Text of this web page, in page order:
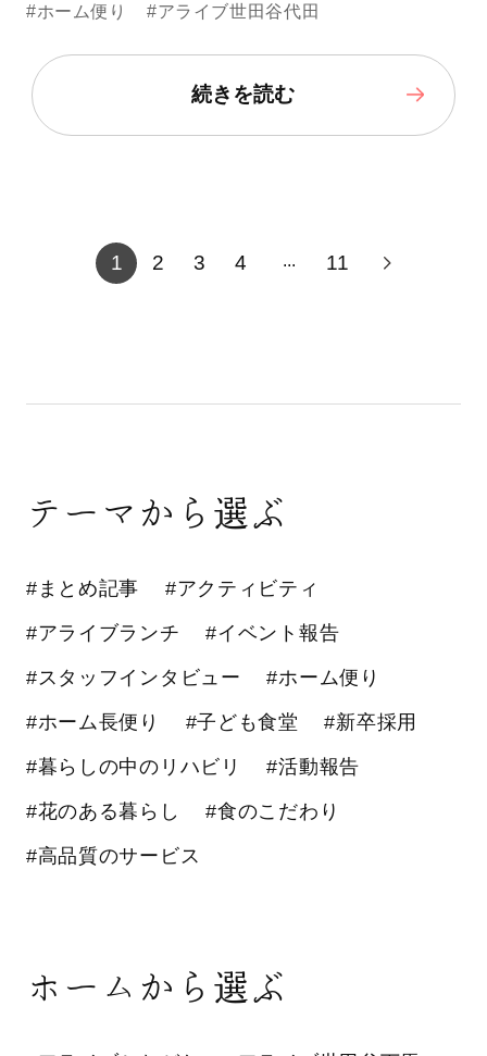
#ホーム便り
#アライブ世田谷代田
続きを読む
1 2 3 4 ... 11
テーマから選ぶ
#まとめ記事 #アクティビティ
#アライブランチ #イベント報告
#スタッフインタビュー #ホーム便り
#ホーム長便り #子ども食堂 #新卒採用
#暮らしの中のリハビリ #活動報告
#花のある暮らし #食のこだわり
#高品質のサービス
ホームから選ぶ